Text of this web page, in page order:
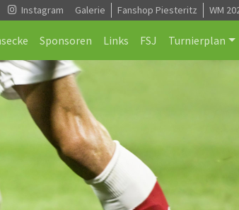
Instagram Galerie Fanshop Piesteritz WM
Sponsoren Links FSJ Turnierplan